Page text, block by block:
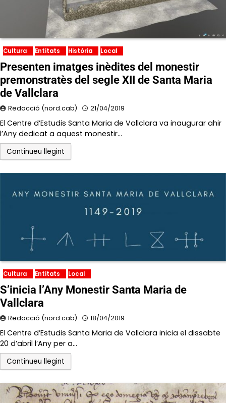
Cultura Entitats Història Local
Presenten imatges inèdites del monestir
premonstratès del segle XII de Santa Maria
de Vallclara
Redacció (nord.cab) 21/04/2019
El Centre d’Estudis Santa Maria de Vallclara va inaugurar ahir
l’Any dedicat a aquest monestir…
Continueu llegint
Cultura Entitats Local
S’inicia l’Any Monestir Santa Maria de
Vallclara
Redacció (nord.cab) 18/04/2019
El Centre d’Estudis Santa Maria de Vallclara inicia el dissabte
20 d’abril l’Any per a…
Continueu llegint